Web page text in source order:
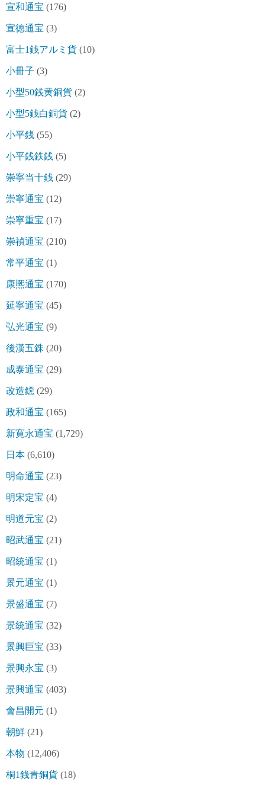
宣和通宝 (176)
宣徳通宝 (3)
富士1銭アルミ貨 (10)
小冊子 (3)
小型50銭黄銅貨 (2)
小型5銭白銅貨 (2)
小平銭 (55)
小平銭鉄銭 (5)
崇寧当十銭 (29)
崇寧通宝 (12)
崇寧重宝 (17)
崇禎通宝 (210)
常平通宝 (1)
康熈通宝 (170)
延寧通宝 (45)
弘光通宝 (9)
後漢五銖 (20)
成泰通宝 (29)
改造鐚 (29)
政和通宝 (165)
新寛永通宝 (1,729)
日本 (6,610)
明命通宝 (23)
明宋定宝 (4)
明道元宝 (2)
昭武通宝 (21)
昭統通宝 (1)
景元通宝 (1)
景盛通宝 (7)
景統通宝 (32)
景興巨宝 (33)
景興永宝 (3)
景興通宝 (403)
會昌開元 (1)
朝鮮 (21)
本物 (12,406)
桐1銭青銅貨 (18)